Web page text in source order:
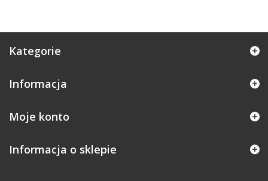
Kategorie
Informacja
Moje konto
Informacja o sklepie